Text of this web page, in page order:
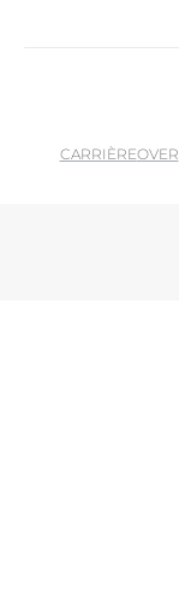
CARRIÈREOVER